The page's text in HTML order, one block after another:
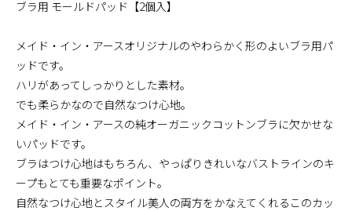
ブラ用 モールドパッド【2個入】
メイド・イン・アースオリジナルのやわらかく形のよいブラ用パ
ッドです。
ハリがあってしっかりとした素材。
でも柔らかなので自然なつけ心地。
メイド・イン・アースの純オーガニックコットンブラに欠かせな
いパッドです。
ブラはつけ心地はもちろん、やっぱりきれいなバストラインのキ
ープもとても重要なポイント。
自然なつけ心地とスタイル美人の両方をかなえてくれるこのカッ